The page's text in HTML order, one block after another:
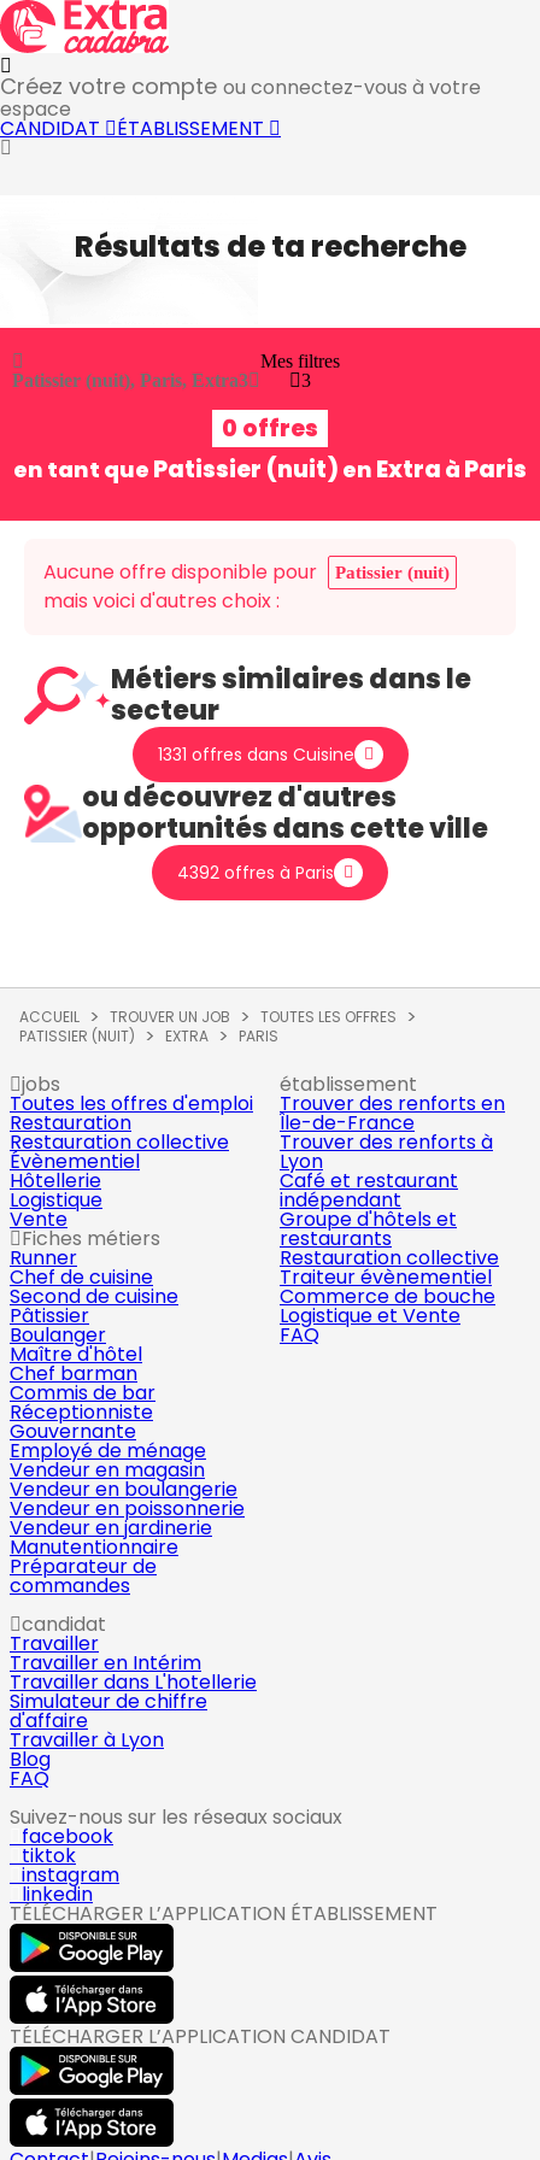
Créez votre compte ou connectez-vous à votre
espace
CANDIDAT ÉTABLISSEMENT
Résultats de ta recherche
Patissier (nuit), Paris, Extra3
Mes filtres
3
0 offres
en tant que Patissier (nuit) en Extra à Paris
Aucune offre disponible pour Patissier (nuit)
mais voici d'autres choix :
Métiers similaires dans le
secteur
1331 offres dans Cuisine
ou découvrez d'autres
opportunités dans cette ville
4392 offres à Paris
ACCUEIL TROUVER UN JOB
TOUTES LES OFFRES
PATISSIER (NUIT)
EXTRA PARIS
jobs
Toutes les offres d'emploi
Restauration
Restauration collective
Évènementiel
Hôtellerie
Logistique
Vente
Fiches métiers
Runner
Chef de cuisine
Second de cuisine
Pâtissier
Boulanger
Maître d'hôtel
Chef barman
Commis de bar
Réceptionniste
Gouvernante
Employé de ménage
Vendeur en magasin
Vendeur en boulangerie
Vendeur en poissonnerie
Vendeur en jardinerie
Manutentionnaire
Préparateur de
commandes
établissement
Trouver des renforts en
Île-de-France
Trouver des renforts à
Lyon
Café et restaurant
indépendant
Groupe d'hôtels et
restaurants
Restauration collective
Traiteur évènementiel
Commerce de bouche
Logistique et Vente
FAQ
candidat
Travailler
Travailler en Intérim
Travailler dans L'hotellerie
Simulateur de chiffre
d'affaire
Travailler à Lyon
Blog
FAQ
Suivez-nous sur les réseaux sociaux
facebook
tiktok
instagram
linkedin
TÉLÉCHARGER L’APPLICATION ÉTABLISSEMENT
TÉLÉCHARGER L’APPLICATION CANDIDAT